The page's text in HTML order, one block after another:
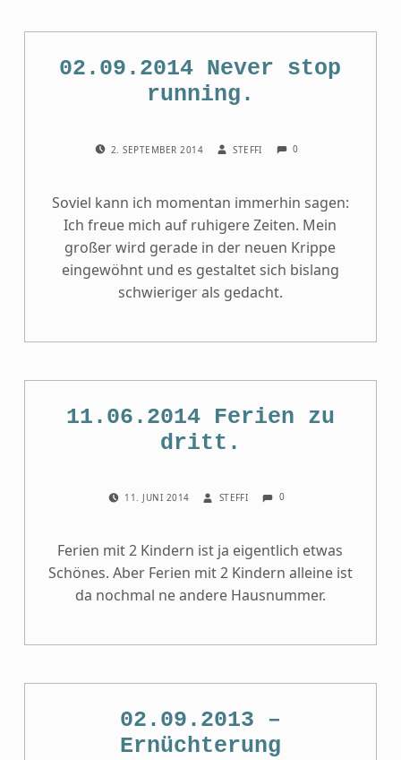
02.09.2014 Never stop
running.
2. SEPTEMBER 2014 STEFFI 0
Soviel kann ich momentan immerhin sagen:
Ich freue mich auf ruhigere Zeiten. Mein
großer wird gerade in der neuen Krippe
eingewöhnt und es gestaltet sich bislang
schwieriger als gedacht.
11.06.2014 Ferien zu
dritt.
11. JUNI 2014 STEFFI 0
Ferien mit 2 Kindern ist ja eigentlich etwas
Schönes. Aber Ferien mit 2 Kindern alleine ist
da nochmal ne andere Hausnummer.
02.09.2013 –
Ernüchterung